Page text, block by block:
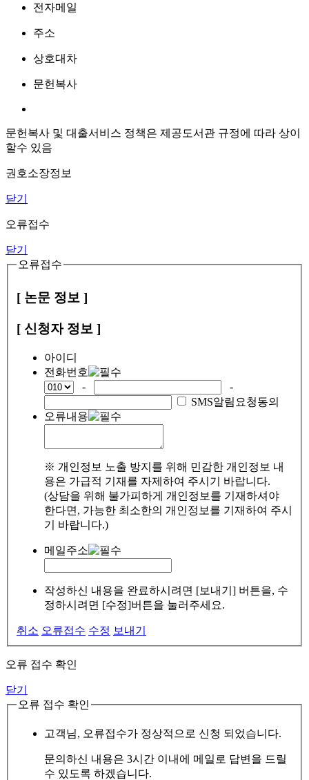
전자메일
주소
상호대차
문헌복사
문헌복사 및 대출서비스 정책은 제공도서관 규정에 따라 상이
할수 있음
권호소장정보
닫기
오류접수
닫기
오류접수
[ 논문 정보 ]
[ 신청자 정보 ]
아이디
전화번호
-
-
SMS알림요청동의
오류내용
※ 개인정보 노출 방지를 위해 민감한 개인정보 내
용은 가급적 기재를 자제하여 주시기 바랍니다.
(상담을 위해 불가피하게 개인정보를 기재하셔야
한다면, 가능한 최소한의 개인정보를 기재하여 주시
기 바랍니다.)
메일주소
작성하신 내용을 완료하시려면 [보내기] 버튼을, 수
정하시려면 [수정]버튼을 눌러주세요.
취소 오류접수 수정 보내기
오류 접수 확인
닫기
오류 접수 확인
고객님, 오류접수가 정상적으로 신청 되었습니다.
문의하신 내용은 3시간 이내에 메일로 답변을 드릴
수 있도록 하겠습니다.